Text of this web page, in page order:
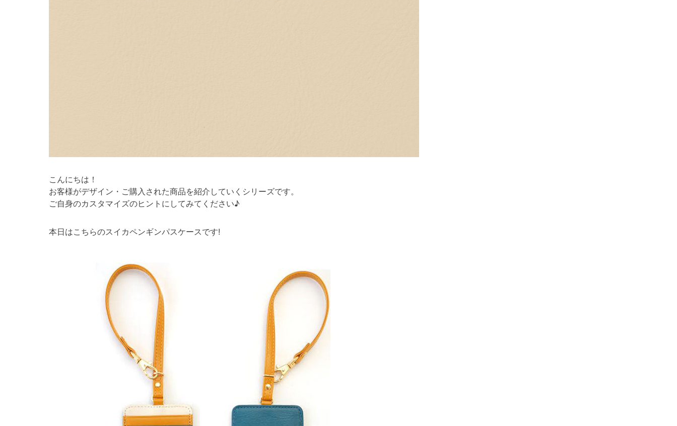
こんにちは！
お客様がデザイン・ご購入された商品を紹介していくシリーズです。
ご自身のカスタマイズのヒントにしてみてください♪
本日はこちらのスイカペンギンパスケースです!